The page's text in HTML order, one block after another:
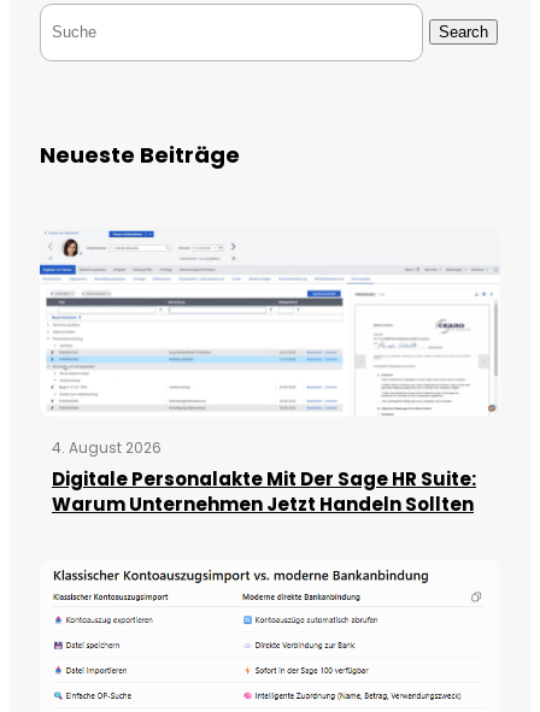
Search
Neueste Beiträge
4. August 2026
Digitale Personalakte Mit Der Sage HR Suite:
Warum Unternehmen Jetzt Handeln Sollten